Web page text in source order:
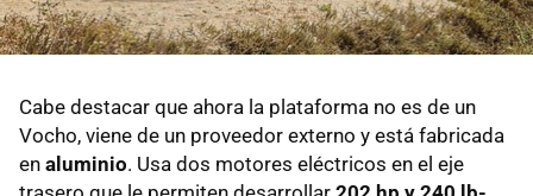
Cabe destacar que ahora la plataforma no es de un
Vocho, viene de un proveedor externo y está fabricada
en aluminio. Usa dos motores eléctricos en el eje